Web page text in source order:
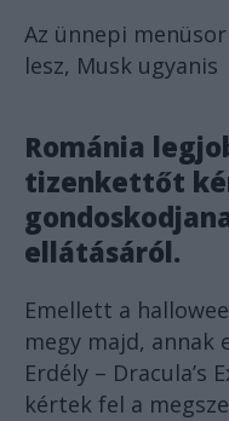
Az ünnepi
lesz, Musk ugyanis
Románia
tizenkettőt
ellátásáról.
Emellett a
megy majd, annak
Erdély – Dracula’s
kértek fel a